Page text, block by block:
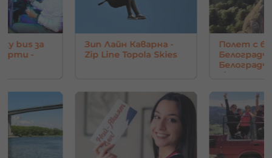
bus за
-
Зип Лайн Каварна -
Zip Line Topola Skies
Полет с
скали